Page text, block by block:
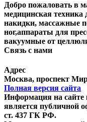
Добро пожаловать в
медицинская
накидки, массажные
ног,аппараты для
вакуумные от
Связь с нами
Адрес
Москва, проспект
Полная версия сайта
Информация на сайте
является публичной
ст. 437 ГК РФ.